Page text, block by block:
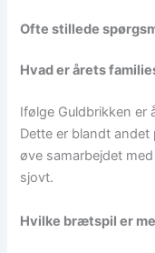
Ofte stillede
Hvad er årets
Ifølge Guldbrikken er
Dette er blandt
øve samarbejdet
sjovt.
Hvilke brætspil er